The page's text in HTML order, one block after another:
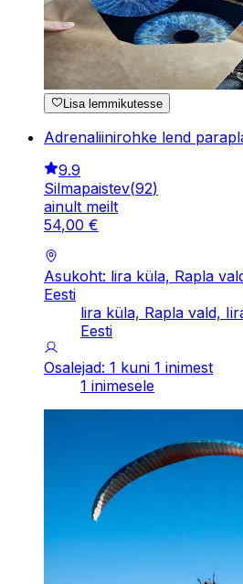
Lisa lemmikutesse
Adrenaliinirohke lend
9.9
Silmapaistev(92)
ainult meilt
54,00 €
Asukoht: lira küla, Rapla
Eesti
lira küla, Rapla vald,
Eesti
Osalejad: 1 kuni 1 inimest
1 inimesele